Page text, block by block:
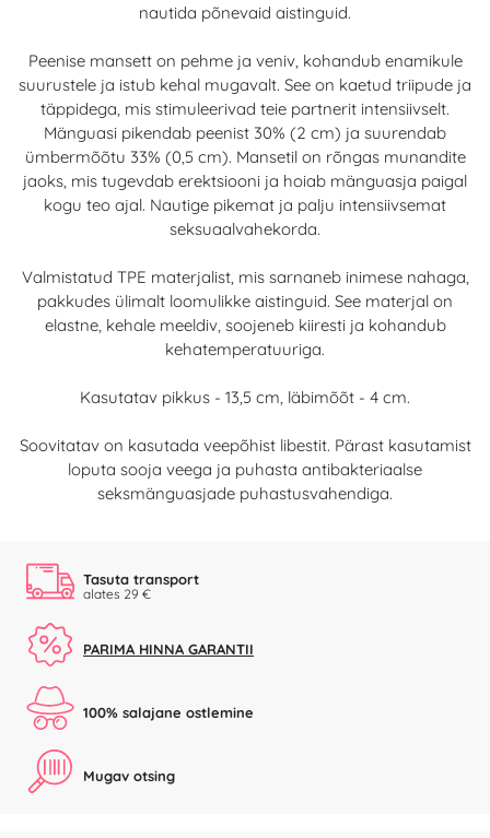
nautida põnevaid aistinguid.
Peenise mansett on pehme ja veniv, kohandub enamikule
suurustele ja istub kehal mugavalt. See on kaetud triipude ja
täppidega, mis stimuleerivad teie partnerit intensiivselt.
Mänguasi pikendab peenist 30% (2 cm) ja suurendab
ümbermõõtu 33% (0,5 cm). Mansetil on rõngas munandite
jaoks, mis tugevdab erektsiooni ja hoiab mänguasja paigal
kogu teo ajal. Nautige pikemat ja palju intensiivsemat
seksuaalvahekorda.
Valmistatud TPE materjalist, mis sarnaneb inimese nahaga,
pakkudes ülimalt loomulikke aistinguid. See materjal on
elastne, kehale meeldiv, soojeneb kiiresti ja kohandub
kehatemperatuuriga.
Kasutatav pikkus - 13,5 cm, läbimõõt - 4 cm.
Soovitatav on kasutada veepõhist libestit. Pärast kasutamist
loputa sooja veega ja puhasta antibakteriaalse
seksmänguasjade puhastusvahendiga.
Tasuta transport
alates 29 €
PARIMA HINNA GARANTII
100% salajane ostlemine
Mugav otsing